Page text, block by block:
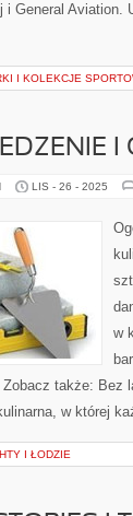
i General
I KOLEKCJE
LIS - 26 - 2025
w
Zobacz także:
w której
I ŁODZIE